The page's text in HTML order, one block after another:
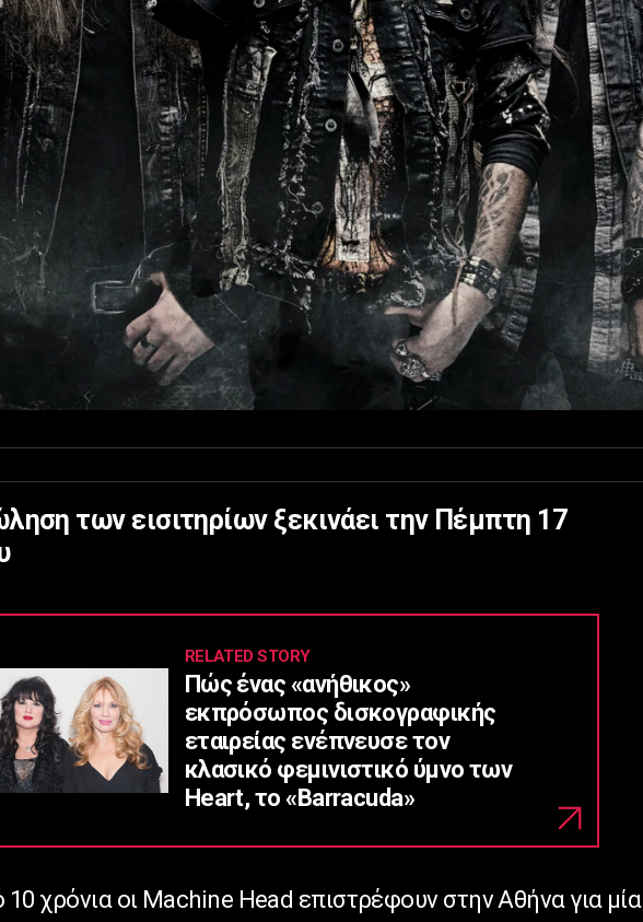
των εισιτηρίων ξεκινάει την Πέμπτη 17
RELATED STORY
Πώς ένας «ανήθικος»
εκπρόσωπος δισκογραφικής
εταιρείας ενέπνευσε τον
κλασικό φεμινιστικό ύμνο των
Heart, το «Barracuda»
χρόνια οι Machine Head επιστρέφουν στην Αθήνα για μία